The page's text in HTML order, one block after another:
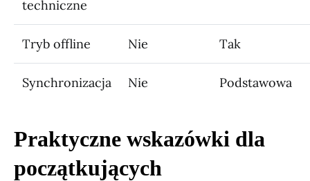
techniczne
Tryb offline Nie Tak
Synchronizacja Nie Podstawowa
Praktyczne wskazówki dla
początkujących